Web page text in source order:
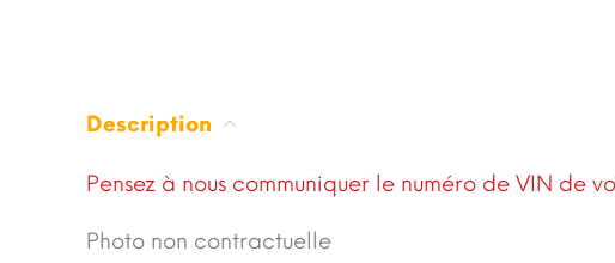
Description
Pensez à nous communiquer le numéro de VIN de
Photo non contractuelle